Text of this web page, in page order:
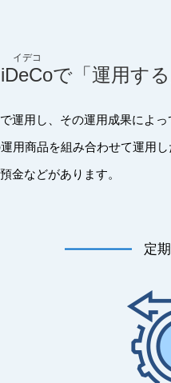
iDeCoで「運用する
運用し、その運用成果によ
用商品を組み合わせて運用
金などがあります。
定